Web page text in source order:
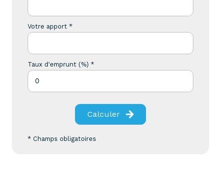
Votre apport *
Taux d'emprunt (%) *
Calculer
* Champs obligatoires